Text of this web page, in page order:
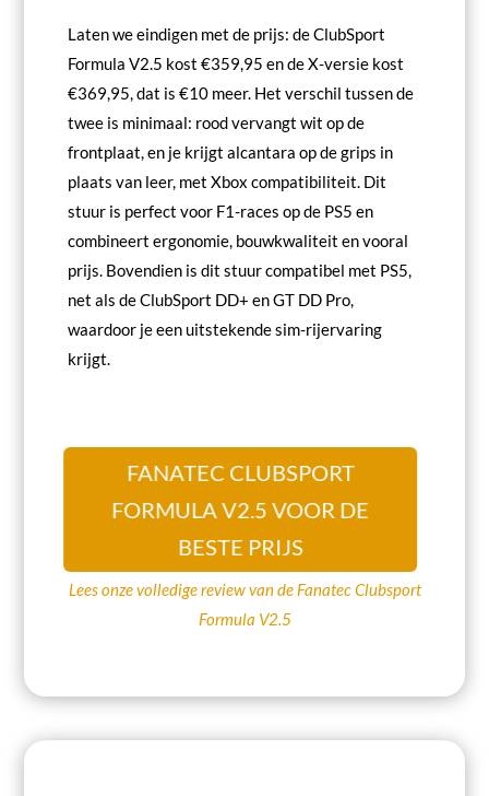
Laten we eindigen met de prijs: de ClubSport
Formula V2.5 kost €359,95 en de X-versie kost
€369,95, dat is €10 meer. Het verschil tussen de
twee is minimaal: rood vervangt wit op de
frontplaat, en je krijgt alcantara op de grips in
plaats van leer, met Xbox compatibiliteit. Dit
stuur is perfect voor F1-races op de PS5 en
combineert ergonomie, bouwkwaliteit en vooral
prijs. Bovendien is dit stuur compatibel met PS5,
net als de ClubSport DD+ en GT DD Pro,
waardoor je een uitstekende sim-rijervaring
krijgt.
FANATEC CLUBSPORT
FORMULA V2.5 VOOR DE
BESTE PRIJS
Lees onze volledige review van de Fanatec Clubsport
Formula V2.5